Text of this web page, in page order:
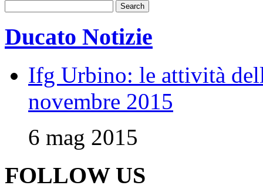
Ducato Notizie
Ifg Urbino: le attività
novembre 2015
6 mag 2015
FOLLOW US